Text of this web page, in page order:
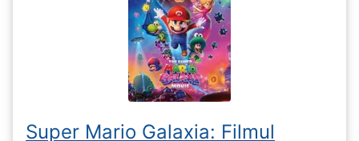
Super Mario Galaxia: Filmul